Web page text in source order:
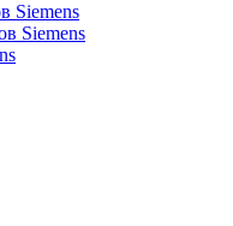
Siemens
Siemens